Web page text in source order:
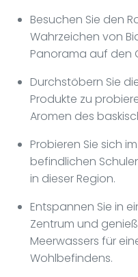
Besuchen Sie den
Wahrzeichen von
Panorama auf den
Durchstöbern Sie
Produkte zu
Aromen des
Probieren Sie sich
befindlichen
in dieser Region.
Entspannen Sie in
Zentrum und
Meerwassers für
Wohlbefindens.